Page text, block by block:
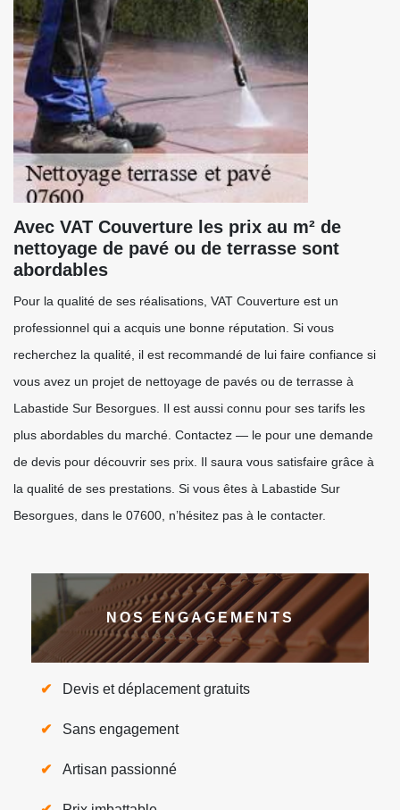
Avec VAT Couverture les prix au m² de
nettoyage de pavé ou de terrasse sont
abordables
Pour la qualité de ses réalisations, VAT Couverture est un
professionnel qui a acquis une bonne réputation. Si vous
recherchez la qualité, il est recommandé de lui faire confiance si
vous avez un projet de nettoyage de pavés ou de terrasse à
Labastide Sur Besorgues. Il est aussi connu pour ses tarifs les
plus abordables du marché. Contactez — le pour une demande
de devis pour découvrir ses prix. Il saura vous satisfaire grâce à
la qualité de ses prestations. Si vous êtes à Labastide Sur
Besorgues, dans le 07600, n’hésitez pas à le contacter.
NOS ENGAGEMENTS
Devis et déplacement gratuits
Sans engagement
Artisan passionné